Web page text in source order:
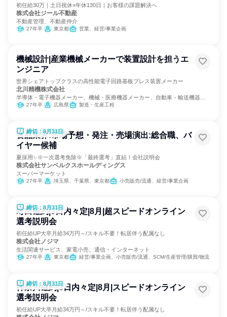
初任給30万｜土日祝休×年休130日｜お客様の課題解決へ
株式会社ジール不動産
不動産管理、不動産仲介
27年卒 東京都 営業、経営/事業企画
機械設計|産業機械メーカーで装置設計を担うエ
ンジニア
世界シェアトップクラスの高性能電子回路基板プレス装置メーカー
北川精機株式会社
半導体・電子機器メーカー、機械・医療機器メーカー、自動車・輸送機器メ
ーカー27年卒 広島県 製造・生産工程
締切：8月31日
食品業界:市場予想・発注・売場演出:総合職、バ
イヤー候補
夏採用✨️※一次選考免除※「最終選考」直結！会社説明会
株式会社サンベルクスホールディングス
スーパーマーケット
27年卒 埼玉県、千葉県、東京都 小売販売/流通、経営/事業企画
締切：8月31日
町田確約|3日内々定|8月|超スピードオンライン
選考説明会
初任給UP大卒月給34万円～/スキル不要！転居伴う配属なし
株式会社ノジマ
生活関連サービス、家電小売、通信・インターネット
27年卒 東京都 経営/事業企画、小売販売/流通、SCM/生産管理/購買/物流
締切：8月31日
神奈川確約|3日内々定|8月|スピードオンライン
選考説明会
初任給UP大卒月給34万円～/スキル不要！転居伴う配属なし